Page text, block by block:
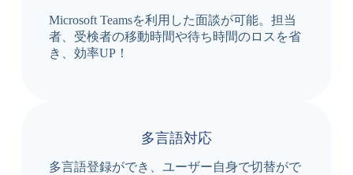
Microsoft Teamsを利用した面談が可能。担当
者、受検者の移動時間や待ち時間のロスを省
き、効率UP！
多言語対応
多言語登録ができ、ユーザー自身で切替がで